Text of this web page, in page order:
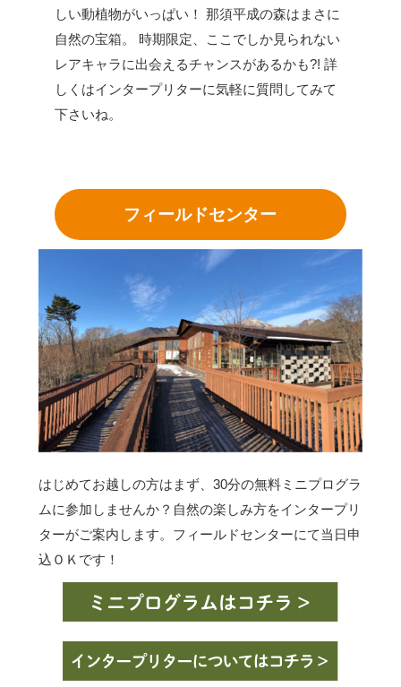
しい動植物がいっぱい！ 那須平成の森はまさに
自然の宝箱。
時期限定、ここでしか見られない
レアキャラに出会えるチャンスがあるかも?! 詳
しくはインタープリターに気軽に質問してみて
下さいね。
フィールドセンター
はじめてお越しの方はまず、30分の無料ミニプログラ
ムに参加しませんか？自然の楽しみ方をインタープリ
ターがご案内します。フィールドセンターにて当日申
込ＯＫです！